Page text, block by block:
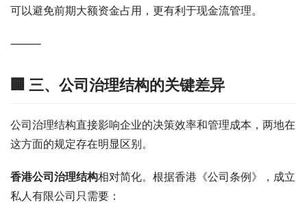
可以避免前期大额资金占用，更有利于现金流管理。
⸻
🏢 三、公司治理结构的关键差异
公司治理结构直接影响企业的决策效率和管理成本，两地在
这方面的规定存在明显区别。
香港公司治理结构相对简化。根据香港《公司条例》，成立
私人有限公司只需要：